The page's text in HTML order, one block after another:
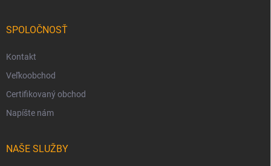
SPOLOČNOSŤ
Kontakt
Veľkoobchod
Certifikovaný obchod
Napíšte nám
NAŠE SLUŽBY